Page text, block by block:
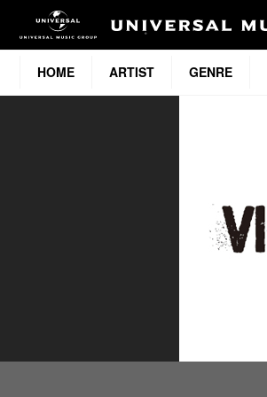
HOME ARTIST GENRE